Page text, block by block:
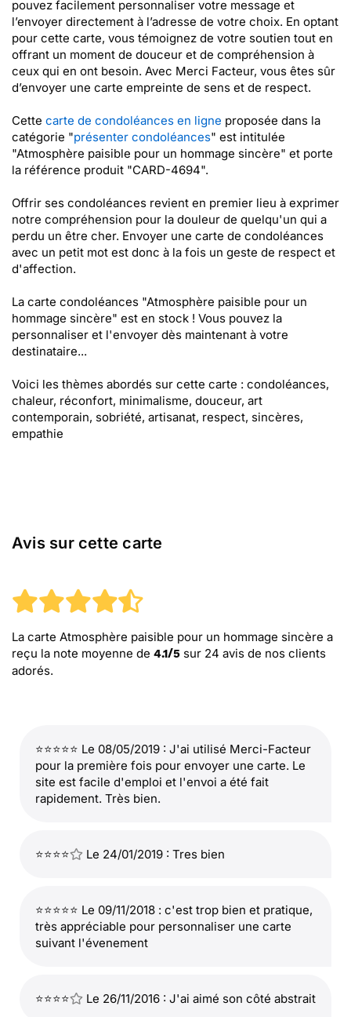
pouvez facilement personnaliser votre message et
l’envoyer directement à l’adresse de votre choix. En optant
pour cette carte, vous témoignez de votre soutien tout en
offrant un moment de douceur et de compréhension à
ceux qui en ont besoin. Avec Merci Facteur, vous êtes sûr
d’envoyer une carte empreinte de sens et de respect.
Cette carte de condoléances en ligne proposée dans la
catégorie "présenter condoléances" est intitulée
"Atmosphère paisible pour un hommage sincère" et porte
la référence produit "CARD-4694".
Offrir ses condoléances revient en premier lieu à exprimer
notre compréhension pour la douleur de quelqu'un qui a
perdu un être cher. Envoyer une carte de condoléances
avec un petit mot est donc à la fois un geste de respect et
d'affection.
La carte condoléances "Atmosphère paisible pour un
hommage sincère" est en stock ! Vous pouvez la
personnaliser et l'envoyer dès maintenant à votre
destinataire...
Voici les thèmes abordés sur cette carte : condoléances,
chaleur, réconfort, minimalisme, douceur, art
contemporain, sobriété, artisanat, respect, sincères,
empathie
Avis sur cette carte
La carte Atmosphère paisible pour un hommage sincère a
reçu la note moyenne de 4.1/5 sur 24 avis de nos clients
adorés.
⭐⭐⭐⭐⭐ Le 08/05/2019 : J'ai utilisé Merci-Facteur
pour la première fois pour envoyer une carte. Le
site est facile d'emploi et l'envoi a été fait
rapidement. Très bien.
⭐⭐⭐⭐ Le 24/01/2019 : Tres bien
⭐⭐⭐⭐⭐ Le 09/11/2018 : c'est trop bien et pratique,
très appréciable pour personnaliser une carte
suivant l'évenement
⭐⭐⭐⭐ Le 26/11/2016 : J'ai aimé son côté abstrait